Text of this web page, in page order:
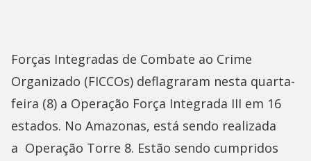
Forças Integradas de Combate ao Crime
Organizado (FICCOs) deflagraram nesta quarta-
feira (8) a Operação Força Integrada III em 16
estados. No Amazonas, está sendo realizada
a Operação Torre 8. Estão sendo cumpridos